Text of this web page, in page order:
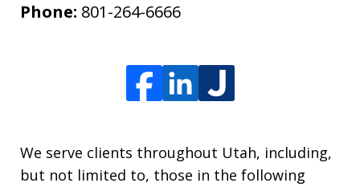
Phone: 801-264-6666
We serve clients throughout Utah, including,
but not limited to, those in the following